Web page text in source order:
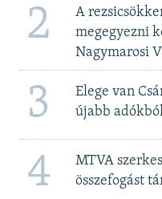
2
A
megegyezni
Nagymarosi
3
Elege van
újabb
4
MTVA
összefogást